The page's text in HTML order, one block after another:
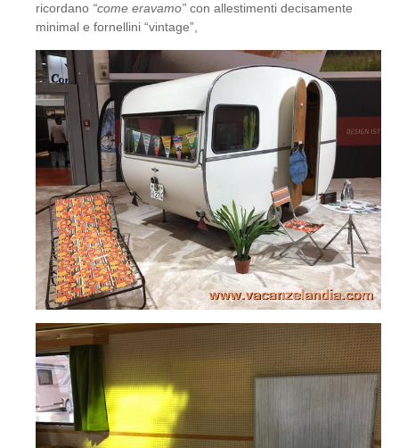
ricordano “come eravamo” con allestimenti decisamente
minimal e fornellini “vintage”,